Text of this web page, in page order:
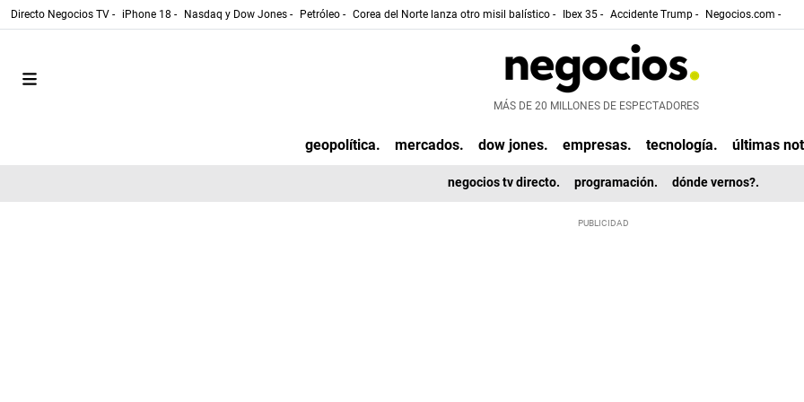
Directo Negocios TV - iPhone 18 - Nasdaq y Dow Jones - Petróleo - Corea del Norte lanza otro misil balístico - Ibex 35 - Accidente Trump - Negocios.com -
MÁS DE 20 MILLONES DE ESPECTADORES
geopolítica. mercados. dow jones. empresas. tecnología. últimas
negocios tv directo. programación. dónde vernos?.